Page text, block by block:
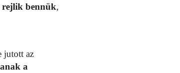
rejlik bennük,
jutott az
a